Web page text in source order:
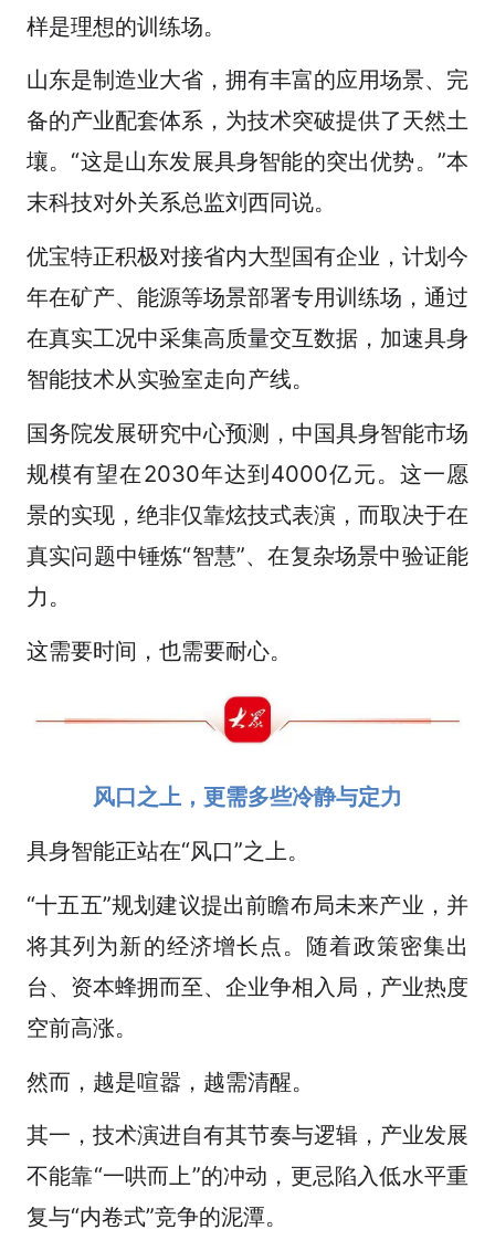
样是理想的训练场。
山东是制造业大省，拥有丰富的应用场景、完
备的产业配套体系，为技术突破提供了天然土
壤。“这是山东发展具身智能的突出优势。”本
末科技对外关系总监刘西同说。
优宝特正积极对接省内大型国有企业，计划今
年在矿产、能源等场景部署专用训练场，通过
在真实工况中采集高质量交互数据，加速具身
智能技术从实验室走向产线。
国务院发展研究中心预测，中国具身智能市场
规模有望在2030年达到4000亿元。这一愿
景的实现，绝非仅靠炫技式表演，而取决于在
真实问题中锤炼“智慧”、在复杂场景中验证能
力。
这需要时间，也需要耐心。
风口之上，更需多些冷静与定力
具身智能正站在“风口”之上。
“十五五”规划建议提出前瞻布局未来产业，并
将其列为新的经济增长点。随着政策密集出
台、资本蜂拥而至、企业争相入局，产业热度
空前高涨。
然而，越是喧嚣，越需清醒。
其一，技术演进自有其节奏与逻辑，产业发展
不能靠“一哄而上”的冲动，更忌陷入低水平重
复与“内卷式”竞争的泥潭。